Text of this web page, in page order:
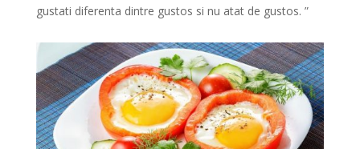
gustati diferenta dintre gustos si nu atat de gustos. ”